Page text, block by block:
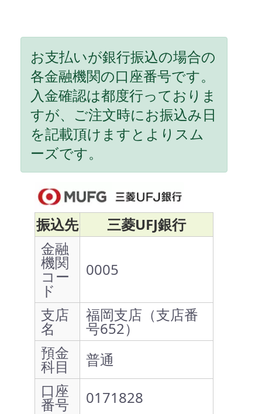
お支払いが銀行振込の場合の
各金融機関の口座番号です。
入金確認は都度行っておりま
すが、ご注文時にお振込み日
を記載頂けますとよりスム
ーズです。
振込先
三菱UFJ銀行
金融
機関
コー
ド
0005
支店
名
福岡支店（支店番
号652）
預金
科目
普通
口座
番号
0171828